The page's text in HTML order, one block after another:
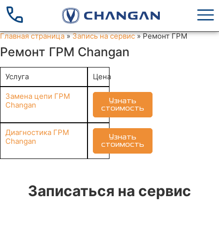
Главная страница»Запись на сервис»Ремонт ГРМ
Ремонт ГРМ Changan
Услуга Цена
Замена цепи ГРМ
Changan
Узнать
стоимость
Диагностика ГРМ
Changan
Узнать
стоимость
Записаться на сервис